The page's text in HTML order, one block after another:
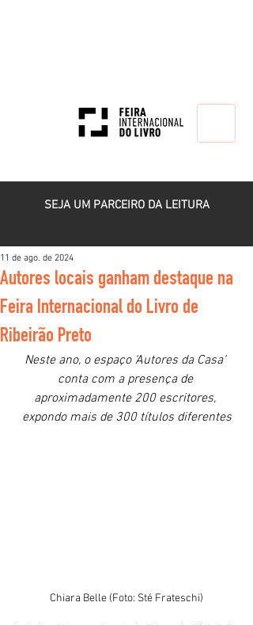
SEJA UM PARCEIRO DA LEITURA
Autores locais ganham destaque na
Feira Internacional do Livro de
Ribeirão Preto
11 de ago. de 2024
Neste ano, o espaço ‘Autores da Casa’
conta com a presença de
aproximadamente 200 escritores,
expondo mais de 300 títulos diferentes
Chiara Belle (Foto: Sté Frateschi)